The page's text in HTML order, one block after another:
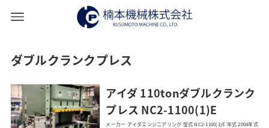
ダブルクランクプレス
アイダ 110tonダブルクランク
プレス NC2-1100(1)E
メーカー アイダエンジニアリング 型式 NC2-1100(1)E 年式 2004年式